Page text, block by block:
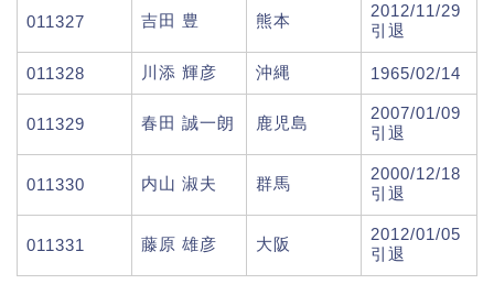
011327 吉田 豊 熊本
2012/11/29
引退
011328 川添 輝彦 沖縄 1965/02/14
011329 春田 誠一朗 鹿児島
2007/01/09
引退
011330 内山 淑夫 群馬
2000/12/18
引退
011331 藤原 雄彦 大阪
2012/01/05
引退